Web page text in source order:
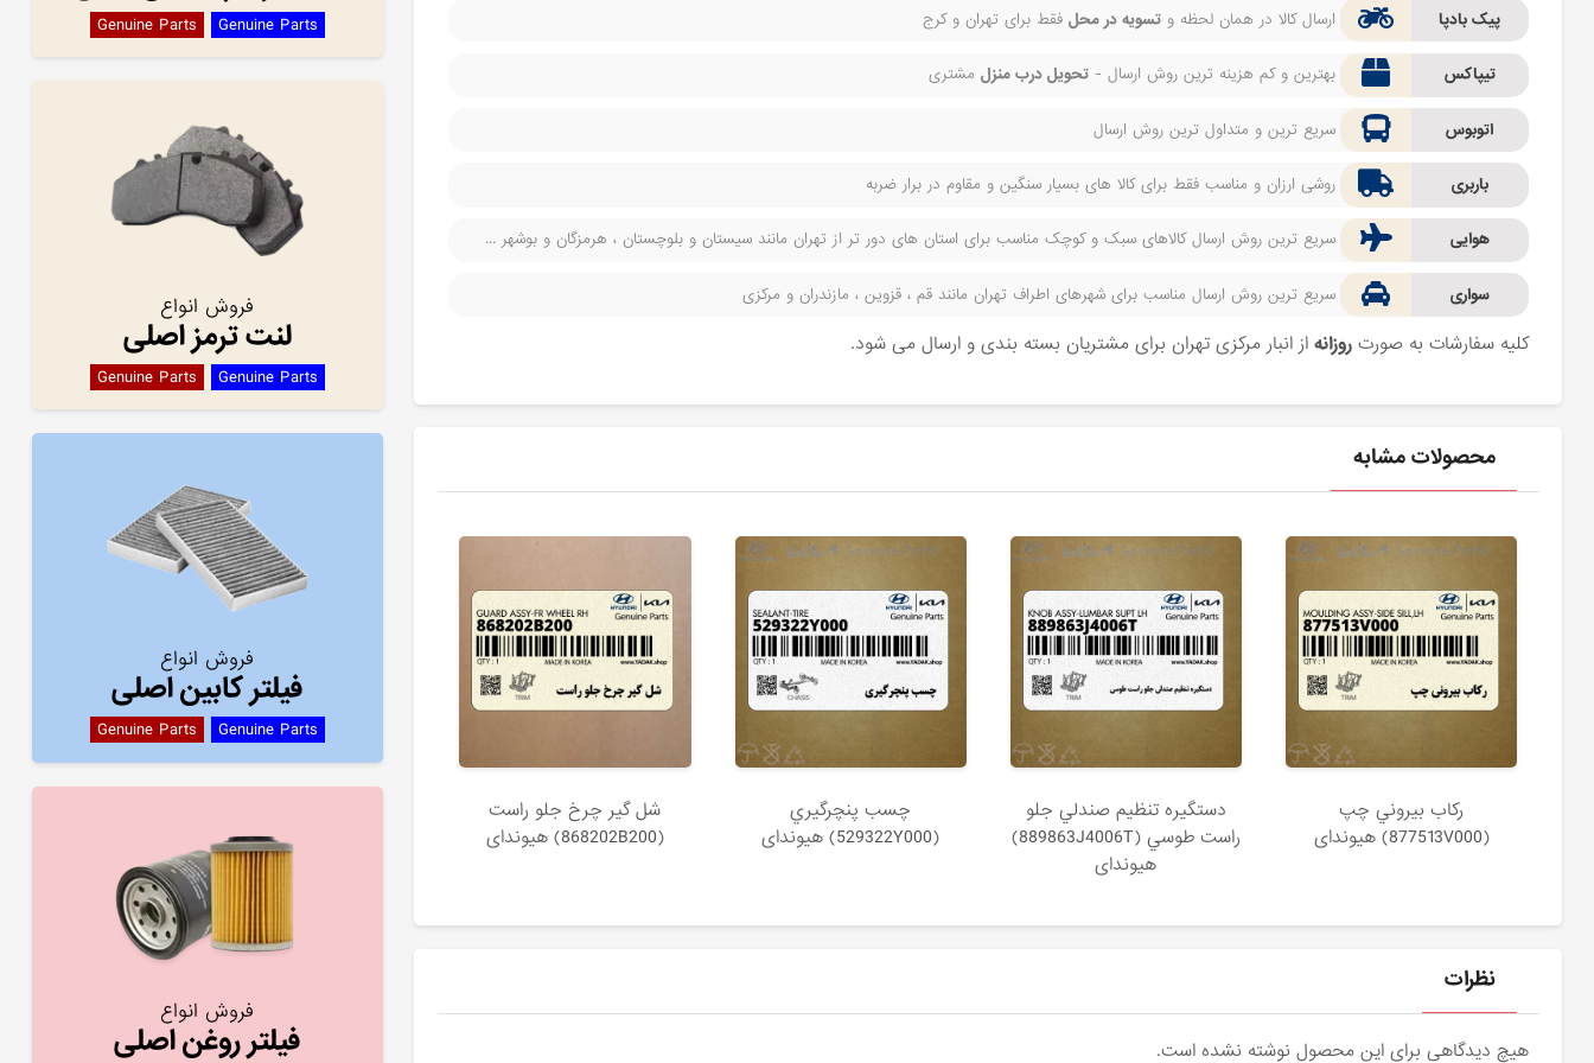
پیک بادپا ارسال کالا در همان لحظه وتسویه در محل فقط برای تهران و کرج
تیپاکس بهترین و کم هزینه ترین روش ارسال -تحویل درب منزل مشتری
اتوبوس سریع ترین و متداول ترین روش ارسال
باربری روشی ارزان و مناسب فقط برای کالا های بسیار سنگین و مقاوم در برار ضربه
هوایی سریع ترین روش ارسال کالاهای سبک و کوچک مناسب برای استان های دور تر از تهران مانند سیستان و بلوچستان ، هرمزگان و بوشهر ...
سواری سریع ترین روش ارسال مناسب برای شهرهای اطراف تهران مانند قم ، قزوین ، مازندران و مرکزی
کلیه سفارشات به صورتروزانه از انبار مرکزی تهران برای مشتریان بسته بندی و ارسال می شود.
محصولات مشابه
ركاب بيروني چپ
(877513V000) هیوندای
دستگيره تنظيم صندلي جلو
راست طوسي (889863J4006T)
هیوندای
چسب پنچرگيري
(529322Y000) هیوندای
شل گير چرخ جلو راست
(868202B200) هیوندای
نظرات
هیچ دیدگاهی برای این محصول نوشته نشده است.
Genuine Parts Genuine Parts
فروش انواع
لنت ترمز اصلی
Genuine Parts Genuine Parts
فروش انواع
فیلتر کابین اصلی
Genuine Parts Genuine Parts
فروش انواع
فیلتر روغن اصلی